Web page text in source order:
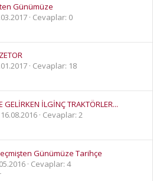
Günümüze
Cevaplar: 0
Cevaplar: 18
İLGİNÇ TRAKTÖRLER...
16.08.2016 Cevaplar: 2
Günümüze Tarihçe
Cevaplar: 4